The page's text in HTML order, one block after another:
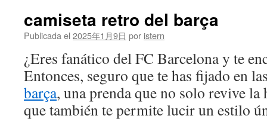
camiseta retro del barça
Publicada el 2025年1月9日 por istern
¿Eres fanático del FC Barcelona y te
Entonces, seguro que te has fijado en
barça, una prenda que no solo revive
que también te permite lucir un estilo